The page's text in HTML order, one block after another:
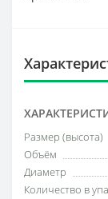
Размер (высота)
Объём
Диаметр
Количество в